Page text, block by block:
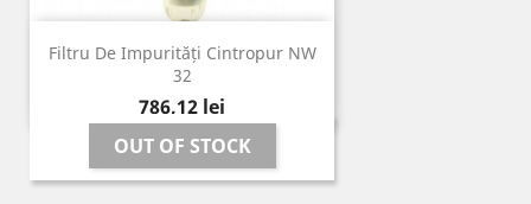
Filtru De Impurități Cintropur NW
32
Pret
786,12 lei
OUT OF STOCK